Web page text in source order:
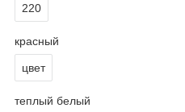
220
красный
цвет
теплый белый